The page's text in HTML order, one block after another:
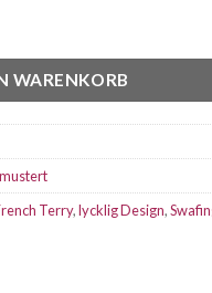
WARENKORB
Terry,lycklig Design,